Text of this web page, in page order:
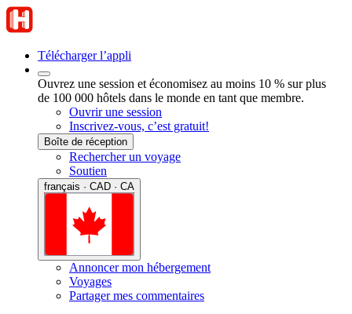
Télécharger l’appli
Ouvrez une session et économisez au moins 10 % sur plus
de 100 000 hôtels dans le monde en tant que membre.
Ouvrir une session
Inscrivez-vous, c’est gratuit!
Boîte de réception
Rechercher un voyage
Soutien
français · CAD · CA
Annoncer mon hébergement
Voyages
Partager mes commentaires